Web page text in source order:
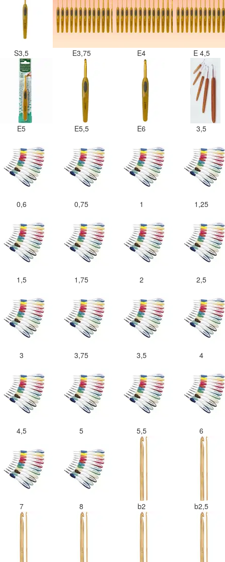
S3,5 E3,75 E4 E 4,5
E5 E5,5 E6 3,5
0,6 0,75 1 1,25
1,5 1,75 2 2,5
3 3,75 3,5 4
4,5 5 5,5 6
7 8 b2 b2,5